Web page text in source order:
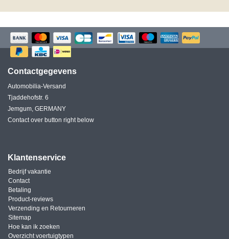
Contactgegevens
Automobilia-Versand
Tjaddehofstr. 6
Jemgum, GERMANY
Contact over button right below
Klantenservice
Bedrijf vakantie
Contact
Betaling
Product-reviews
Verzending en Retourneren
Sitemap
Hoe kan ik zoeken
Overzicht voertuigtypen